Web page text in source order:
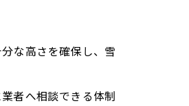
な高さを確保し、雪
者へ相談できる体制